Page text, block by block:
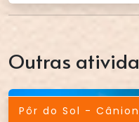
Outras
Pôr do Sol -